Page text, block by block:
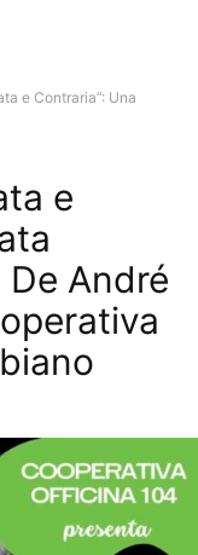
e Contraria”: Una
e
André